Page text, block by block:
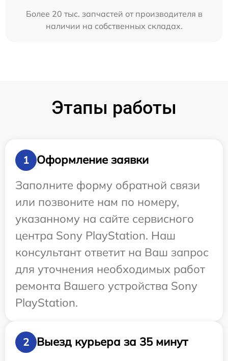
Более 20 тыс. запчастей от производителя в
наличии на собственных складах.
Этапы работы
1
Оформление заявки
Заполните форму обратной связи
или позвоните нам по номеру,
указанному на сайте сервисного
центра Sony PlayStation. Наш
консультант ответит на Ваш запрос
для уточнения необходимых работ
ремонта Вашего устройства Sony
PlayStation.
2
Выезд курьера за 35 минут